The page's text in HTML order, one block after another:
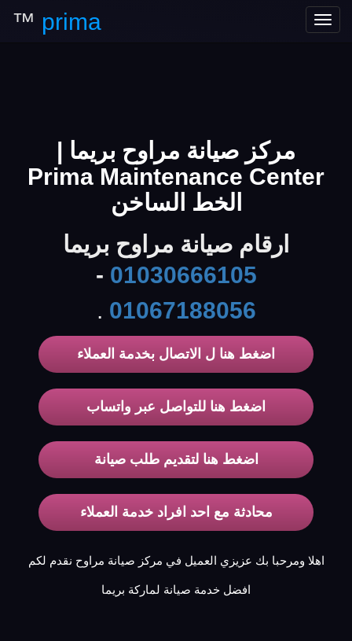
Toggle
prima
™
مركز صيانة مراوح بريما |
Prima Maintenance Center
الخط الساخن
ارقام صيانة مراوح بريما
01030666105
-
01067188056
.
اضغط هنا ل الاتصال بخدمة العملاء
اضغط هنا للتواصل عبر واتساب
اضغط هنا لتقديم طلب صيانة
محادثة مع احد افراد خدمة العملاء
اهلا ومرحبا بك عزيزي العميل في مركز صيانة مراوح نقدم لكم
افضل خدمة صيانة لماركة بريما